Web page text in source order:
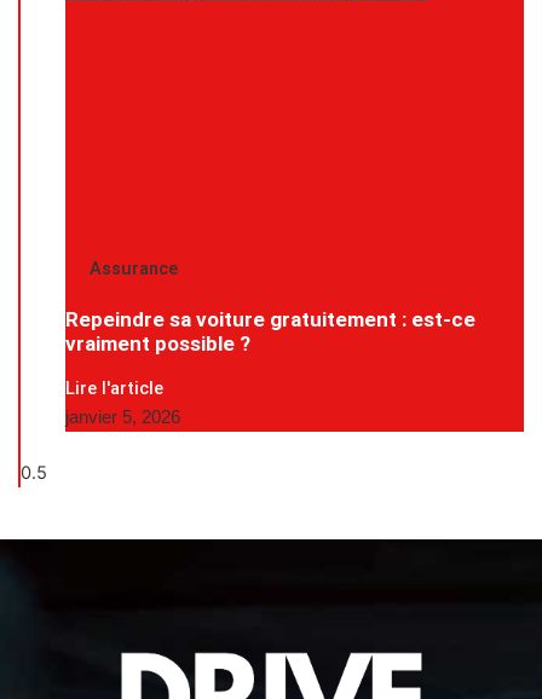
Assurance
Repeindre sa voiture gratuitement : est-ce
vraiment possible ?
Lire l'article
janvier 5, 2026